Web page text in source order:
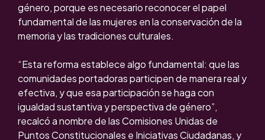
género, porque es necesario reconocer el papel
fundamental de las mujeres en la conservación de la
memoria y las tradiciones culturales.
“Esta reforma establece algo fundamental: que las
comunidades portadoras participen de manera real y
efectiva, y que esa participación se haga con
igualdad sustantiva y perspectiva de género”,
recalcó a nombre de las Comisiones Unidas de
Puntos Constitucionales e Iniciativas Ciudadanas, y